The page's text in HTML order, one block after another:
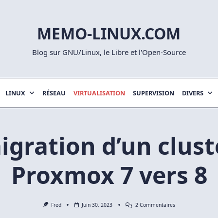
MEMO-LINUX.COM
Blog sur GNU/Linux, le Libre et l'Open-Source
LINUX RÉSEAU VIRTUALISATION SUPERVISION DIVERS
d’un
Proxmox 7 vers 8
Fred Juin 30, 2023 2 CommentairesSur